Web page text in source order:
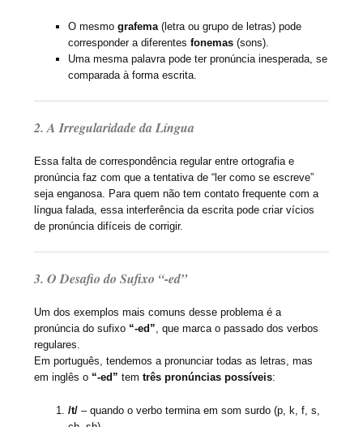
O mesmografema (letra ou grupo de letras) pode
corresponder a diferentesfonemas (sons).
Uma mesma palavra pode ter pronúncia inesperada, se
comparada à forma escrita.
2. A Irregularidade da Língua
Essa falta de correspondência regular entre ortografia e
pronúncia faz com que a tentativa de “ler como se escreve”
seja enganosa. Para quem não tem contato frequente com a
língua falada, essa interferência da escrita pode criar vícios
de pronúncia difíceis de corrigir.
3. O Desafio do Sufixo “-ed”
Um dos exemplos mais comuns desse problema é a
pronúncia do sufixo “-ed” , que marca o passado dos verbos
regulares.
Em português, tendemos a pronunciar todas as letras, mas
em inglês o “-ed” temtrês pronúncias possíveis:
/t/ – quando o verbo termina em som surdo (p, k, f, s,